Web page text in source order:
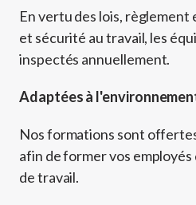
En vertu des lois, règlement
et sécurité au travail, les
inspectés annuellement.
Adaptées à
Nos formations sont
afin de former vos
de travail.